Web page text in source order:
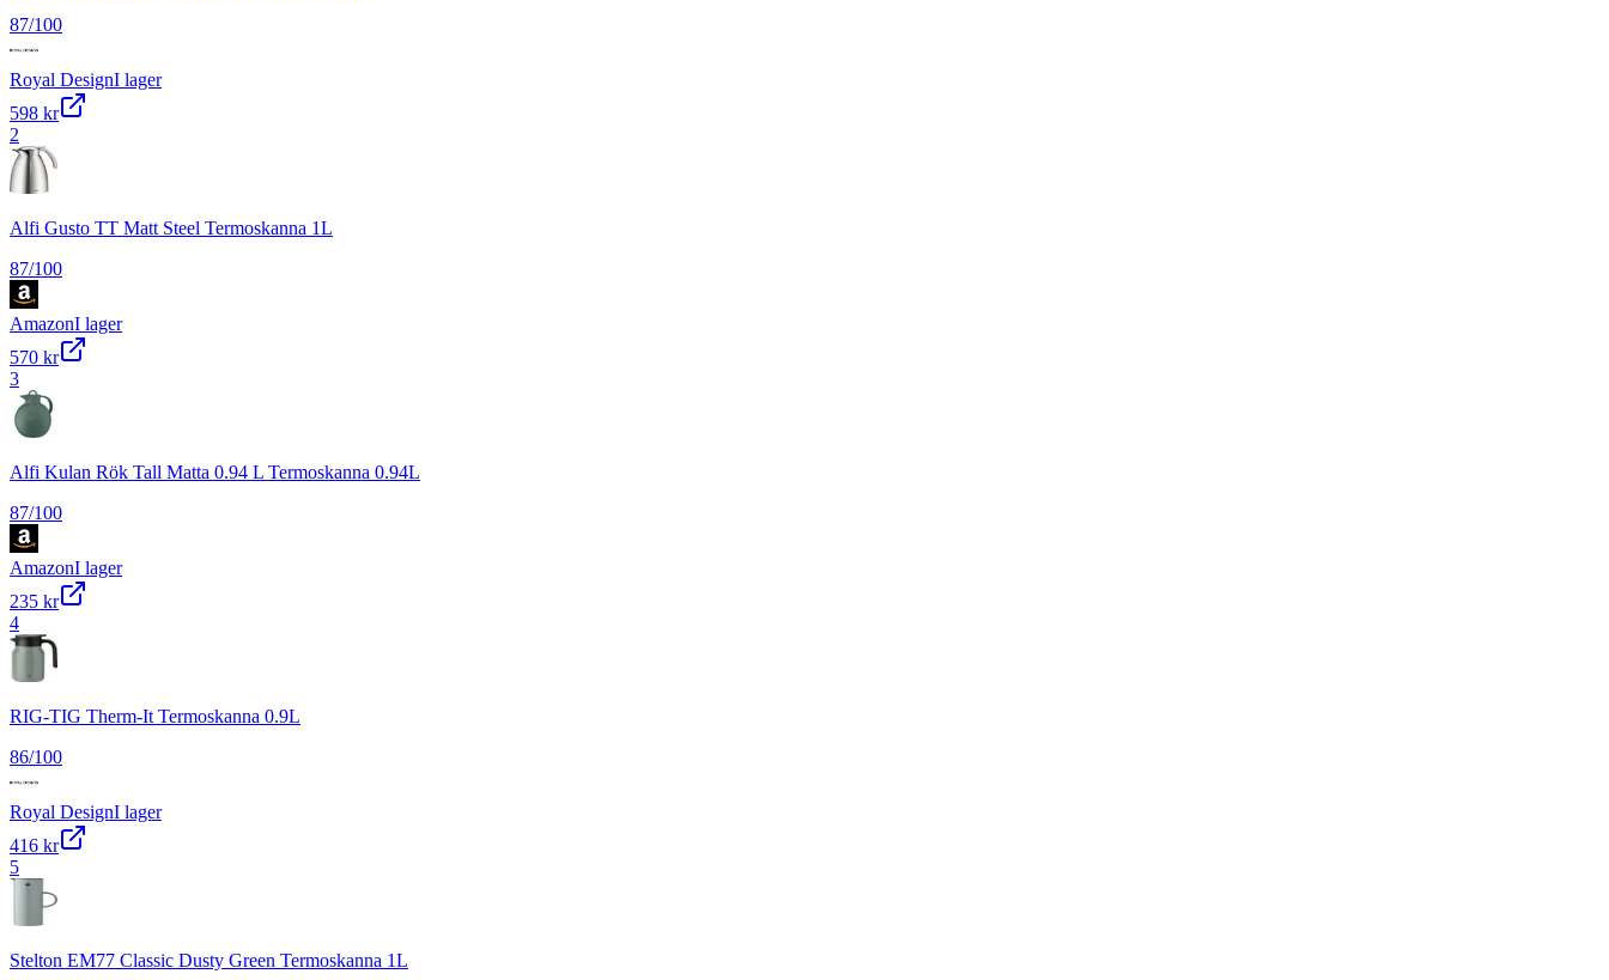
87/100
Royal DesignI lager
598 kr
2
Alfi Gusto TT Matt Steel Termoskanna 1L
87/100
AmazonI lager
570 kr
3
Alfi Kulan Rök Tall Matta 0.94 L Termoskanna 0.94L
87/100
AmazonI lager
235 kr
4
RIG-TIG Therm-It Termoskanna 0.9L
86/100
Royal DesignI lager
416 kr
5
Stelton EM77 Classic Dusty Green Termoskanna 1L